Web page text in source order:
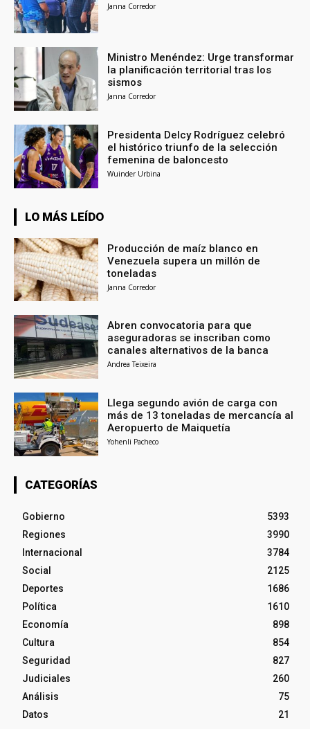
Janna Corredor
Ministro Menéndez: Urge transformar
la planificación territorial tras los
sismos
Janna Corredor
Presidenta Delcy Rodríguez celebró
el histórico triunfo de la selección
femenina de baloncesto
Wuinder Urbina
LO MÁS LEÍDO
Producción de maíz blanco en
Venezuela supera un millón de
toneladas
Janna Corredor
Abren convocatoria para que
aseguradoras se inscriban como
canales alternativos de la banca
Andrea Teixeira
Llega segundo avión de carga con
más de 13 toneladas de mercancía al
Aeropuerto de Maiquetía
Yohenli Pacheco
CATEGORÍAS
Gobierno
5393
Regiones
3990
Internacional
3784
Social
2125
Deportes
1686
Política
1610
Economía
898
Cultura
854
Seguridad
827
Judiciales
260
Análisis
75
Datos
21